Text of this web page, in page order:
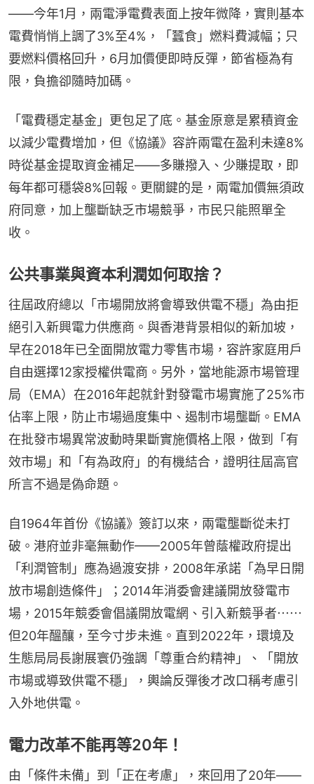
——今年1月，兩電淨電費表面上按年微降，實則基本
電費悄悄上調了3%至4%，「蠶食」燃料費減幅；只
要燃料價格回升，6月加價便即時反彈，節省極為有
限，負擔卻隨時加碼。
「電費穩定基金」更包足了底。基金原意是累積資金
以減少電費增加，但《協議》容許兩電在盈利未達8%
時從基金提取資金補足——多賺撥入、少賺提取，即
每年都可穩袋8%回報。更關鍵的是，兩電加價無須政
府同意，加上壟斷缺乏市場競爭，市民只能照單全
收。
公共事業與資本利潤如何取捨？
往屆政府總以「市場開放將會導致供電不穩」為由拒
絕引入新興電力供應商。與香港背景相似的新加坡，
早在2018年已全面開放電力零售市場，容許家庭用戶
自由選擇12家授權供電商。另外，當地能源市場管理
局（EMA）在2016年起就針對發電市場實施了25%市
佔率上限，防止市場過度集中、遏制市場壟斷。EMA
在批發市場異常波動時果斷實施價格上限，做到「有
效市場」和「有為政府」的有機結合，證明往屆高官
所言不過是偽命題。
自1964年首份《協議》簽訂以來，兩電壟斷從未打
破。港府並非毫無動作——2005年曾蔭權政府提出
「利潤管制」應為過渡安排，2008年承諾「為早日開
放市場創造條件」；2014年消委會建議開放發電市
場，2015年競委會倡議開放電網、引入新競爭者⋯⋯
但20年醞釀，至今寸步未進。直到2022年，環境及
生態局局長謝展寰仍強調「尊重合約精神」、「開放
市場或導致供電不穩」，輿論反彈後才改口稱考慮引
入外地供電。
電力改革不能再等20年！
由「條件未備」到「正在考慮」，來回用了20年——